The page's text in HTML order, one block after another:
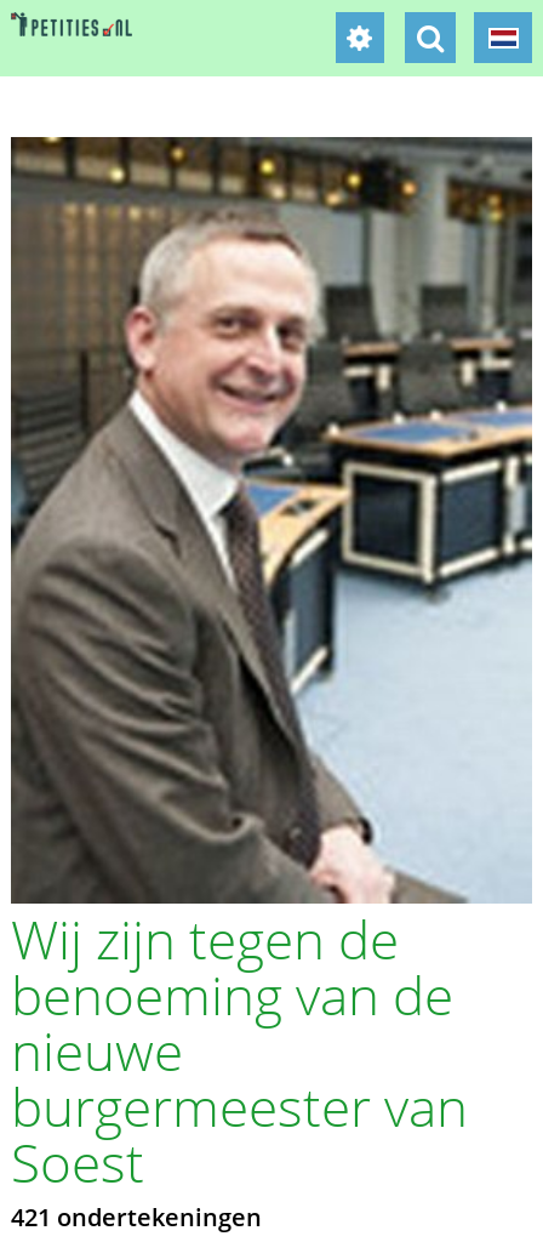
Wij zijn tegen de
benoeming van de
nieuwe
burgermeester van
Soest
421 ondertekeningen